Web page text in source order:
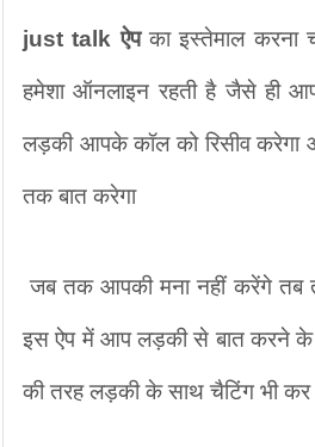
just talk ऐप का इस्तेमाल करना
हमेशा ऑनलाइन रहती है जैसे ही
लड़की आपके कॉल को रिसीव
तक बात करेगा
जब तक आपकी मना नहीं करेंगे तब
इस ऐप में आप लड़की से बात करने के
की तरह लड़की के साथ चैटिंग भी